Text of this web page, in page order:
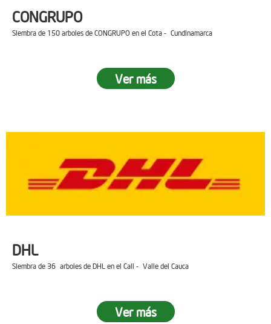
CONGRUPO
Siembra de 150 arboles de CONGRUPO en el Cota - Cundinamarca
Ver más
DHL
Siembra de 36 arboles de DHL en el Cali - Valle del Cauca
Ver más